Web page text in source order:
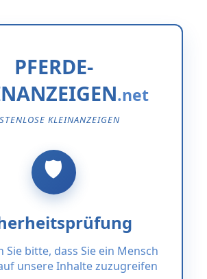
PFERDE-
KLEINANZEIGEN
Sie bitte, dass Sie ein Mensch
unsere Inhalte zuzugreifen